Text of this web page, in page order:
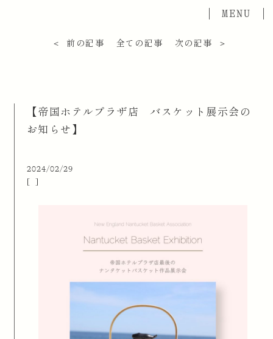
＜ 前の記事 全ての記事 次の記事 ＞
【帝国ホテルプラザ店 バスケット展示会の
お知らせ】
2024/02/29